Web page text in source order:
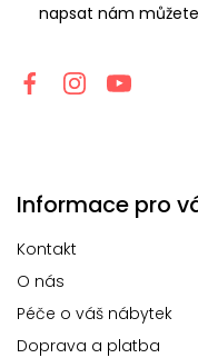
napsat nám
Informace pro
Kontakt
O nás
Péče o váš nábytek
Doprava a platba